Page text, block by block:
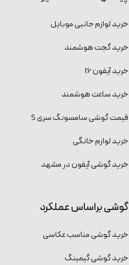
خرید لوازم جانبی موبایل
خرید گجت هوشمند
خرید آیفون 16
خرید ساعت هوشمند
قیمت گوشی سامسونگ سری S
خرید لوازم خانگی
خرید گوشی آیفون در مشهد
گوشی براساس عملکرد
خرید گوشی مناسب عکاسی
خرید گوشی گیمینگ